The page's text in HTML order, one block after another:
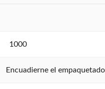
1000
Encuadierne el empaquetado